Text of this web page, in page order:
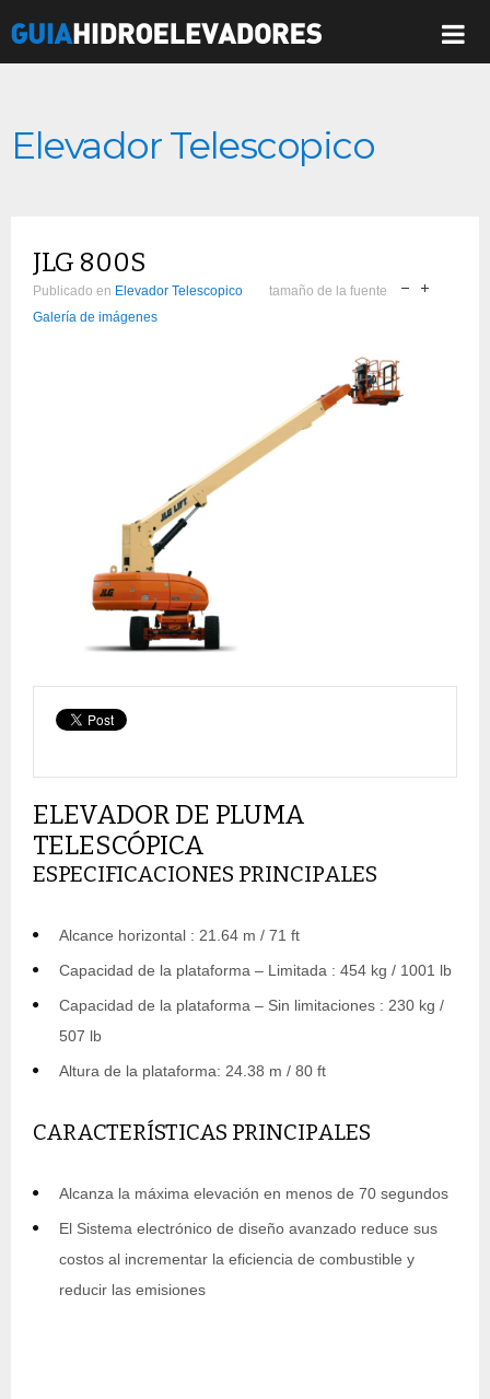
Elevador Telescopico
JLG 800S
Publicado en Elevador Telescopico
tamaño de la fuente
Galería de imágenes
ELEVADOR DE PLUMA
TELESCÓPICA
ESPECIFICACIONES PRINCIPALES
Alcance horizontal : 21.64 m / 71 ft
Capacidad de la plataforma – Limitada : 454 kg / 1001 lb
Capacidad de la plataforma – Sin limitaciones : 230 kg /
507 lb
Altura de la plataforma: 24.38 m / 80 ft
CARACTERÍSTICAS PRINCIPALES
Alcanza la máxima elevación en menos de 70 segundos
El Sistema electrónico de diseño avanzado reduce sus
costos al incrementar la eficiencia de combustible y
reducir las emisiones